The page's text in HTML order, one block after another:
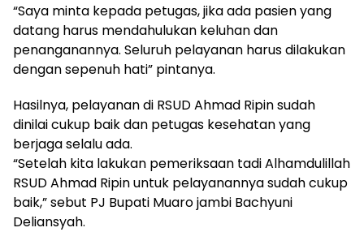
“Saya minta kepada petugas, jika ada pasien yang
datang harus mendahulukan keluhan dan
penanganannya. Seluruh pelayanan harus dilakukan
dengan sepenuh hati” pintanya.
Hasilnya, pelayanan di RSUD Ahmad Ripin sudah
dinilai cukup baik dan petugas kesehatan yang
berjaga selalu ada.
“Setelah kita lakukan pemeriksaan tadi Alhamdulillah
RSUD Ahmad Ripin untuk pelayanannya sudah cukup
baik,” sebut PJ Bupati Muaro jambi Bachyuni
Deliansyah.